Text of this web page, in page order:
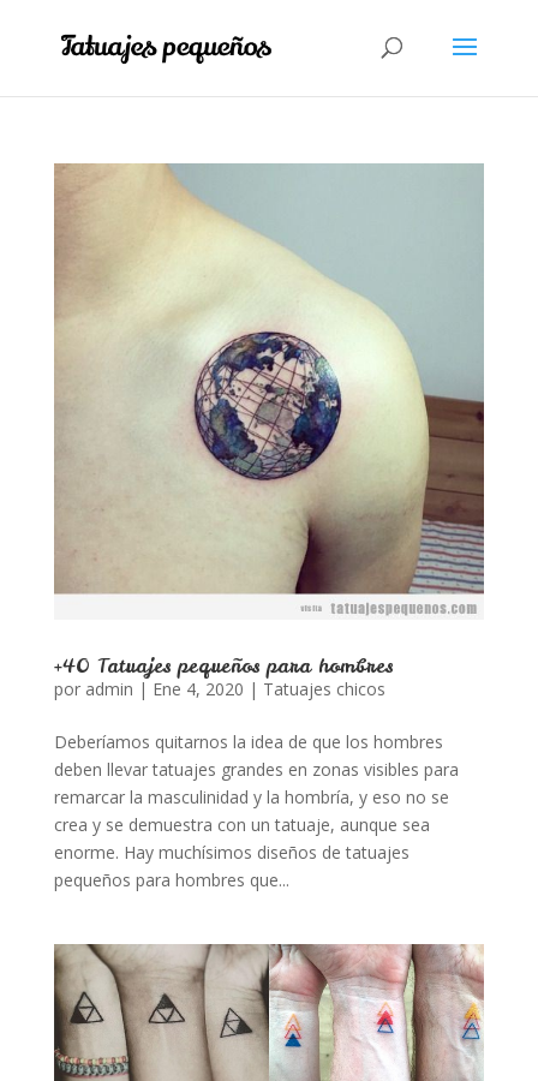
+40 Tatuajes pequeños para hombres
por admin | Ene 4, 2020 | Tatuajes chicos
Deberíamos quitarnos la idea de que los hombres
deben llevar tatuajes grandes en zonas visibles para
remarcar la masculinidad y la hombría, y eso no se
crea y se demuestra con un tatuaje, aunque sea
enorme. Hay muchísimos diseños de tatuajes
pequeños para hombres que...